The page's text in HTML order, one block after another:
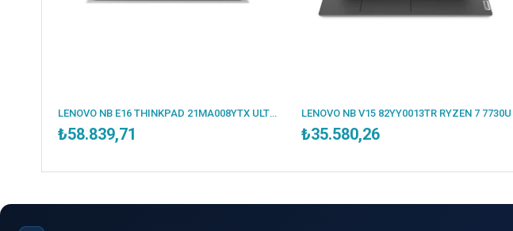
LENOVO NB E16 THINKPAD 21MA008YTX ULTRA5 125U 16GB 512SSD O/B 16 DOS
₺58.839,71 ₺35.580,26